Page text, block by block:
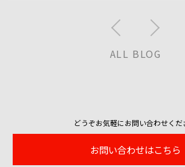
ALL BLOG
どうぞお気軽にお問い合わせくだ
お問い合わせはこちら